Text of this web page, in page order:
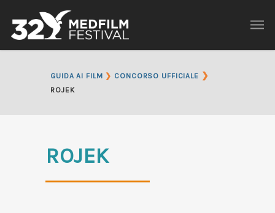
GUIDA AI FILM ❯ CONCORSO UFFICIALE ❯
ROJEK
ROJEK